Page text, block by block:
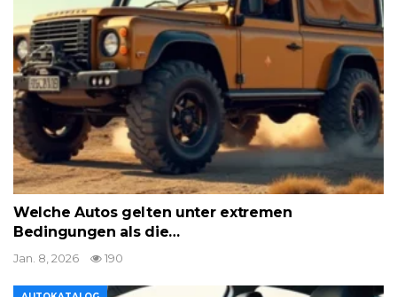
Welche Autos gelten unter extremen
Bedingungen als die…
Jan. 8, 2026 190